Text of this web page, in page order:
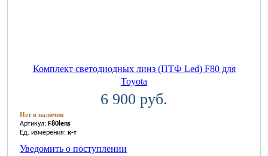
Комплект светодиодных линз (ПТФ Led) F80 для
Toyota
6 900 руб.
Нет в наличии
Артикул: F80lens
Ед. измерения: к-т
Уведомить о поступлении